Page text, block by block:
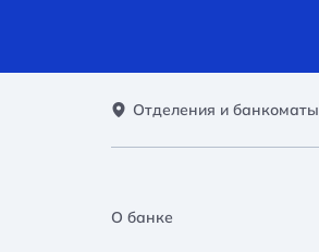
Отделения и банкоматы
О банке